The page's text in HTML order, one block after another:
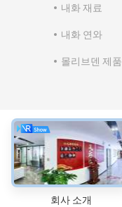
내화 재료
내화 연와
몰리브덴 제품
약
회사 소개